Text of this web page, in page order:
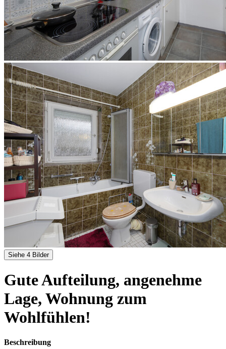
Siehe 4 Bilder
Gute Aufteilung, angenehme
Lage, Wohnung zum
Wohlfühlen!
Beschreibung